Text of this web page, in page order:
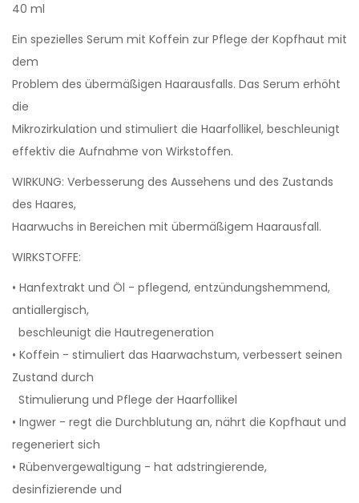
40 ml
Ein spezielles Serum mit Koffein zur Pflege der Kopfhaut mit
dem
Problem des übermäßigen Haarausfalls. Das Serum erhöht
die
Mikrozirkulation und stimuliert die Haarfollikel, beschleunigt
effektiv die Aufnahme von Wirkstoffen.
WIRKUNG: Verbesserung des Aussehens und des Zustands
des Haares,
Haarwuchs in Bereichen mit übermäßigem Haarausfall.
WIRKSTOFFE:
• Hanfextrakt und Öl - pflegend, entzündungshemmend,
antiallergisch,
beschleunigt die Hautregeneration
• Koffein - stimuliert das Haarwachstum, verbessert seinen
Zustand durch
Stimulierung und Pflege der Haarfollikel
• Ingwer - regt die Durchblutung an, nährt die Kopfhaut und
regeneriert sich
• Rübenvergewaltigung - hat adstringierende,
desinfizierende und